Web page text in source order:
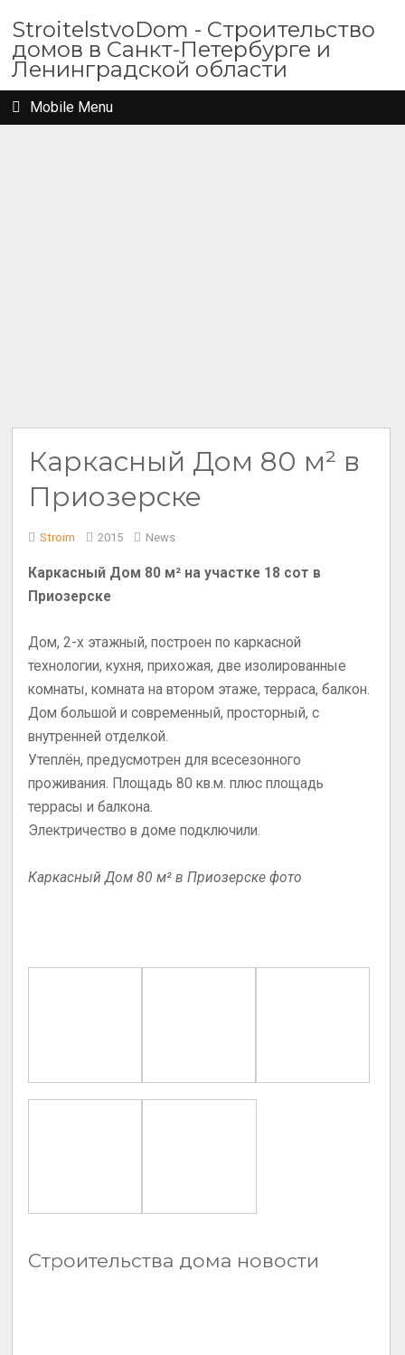
StroitelstvoDom - Строительство
домов в Санкт-Петербурге и
Ленинградской области
Mobile Menu
Каркасный Дом 80 м² в
Приозерске
Stroim 2015 News
Каркасный Дом 80 м² на участке 18 сот в
Приозерске
Дом, 2-х этажный, построен по каркасной
технологии, кухня, прихожая, две изолированные
комнаты, комната на втором этаже, терраса, балкон.
Дом большой и современный, просторный, с
внутренней отделкой.
Утеплён, предусмотрен для всесезонного
проживания. Площадь 80 кв.м. плюс площадь
террасы и балкона.
Электричество в доме подключили.
Каркасный Дом 80 м² в Приозерске фото
Строительства дома новости